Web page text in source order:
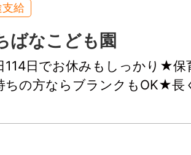
給
ばなこども園
日でお休みもしっかり★保
ちの方ならブランクもOK★長